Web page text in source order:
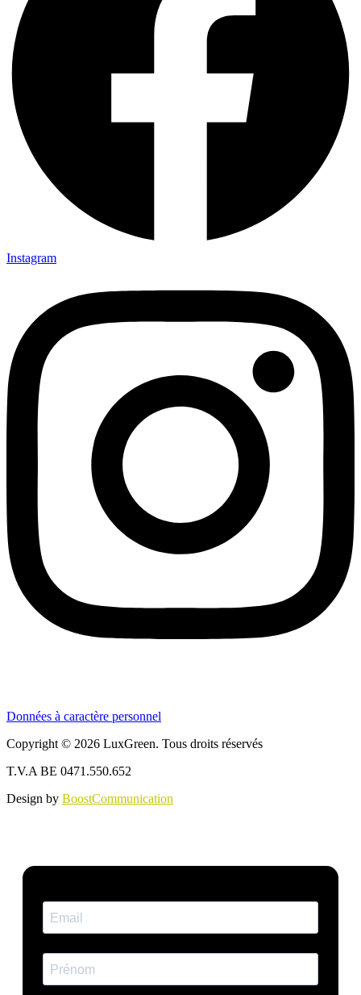
Instagram
Données à caractère personnel
Copyright © 2026 LuxGreen. Tous droits réservés
T.V.A BE 0471.550.652
Design by BoostCommunication